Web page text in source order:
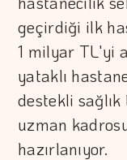
geçirdiği ilk
1 milyar TL'yi
yataklı
destekli
uzman
hazırlanıyor.